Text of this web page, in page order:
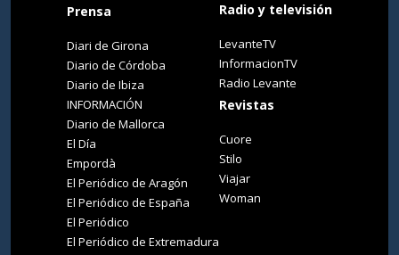
Prensa
Diari de Girona
Diario de Córdoba
Diario de Ibiza
INFORMACIÓN
Diario de Mallorca
El Día
Empordà
El Periódico de Aragón
El Periódico de España
El Periódico
El Periódico de Extremadura
Radio y televisión
LevanteTV
InformacionTV
Radio Levante
Revistas
Cuore
Stilo
Viajar
Woman